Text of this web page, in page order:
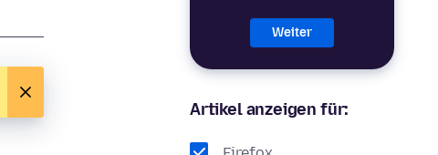
Weiter
Artikel anzeigen für: